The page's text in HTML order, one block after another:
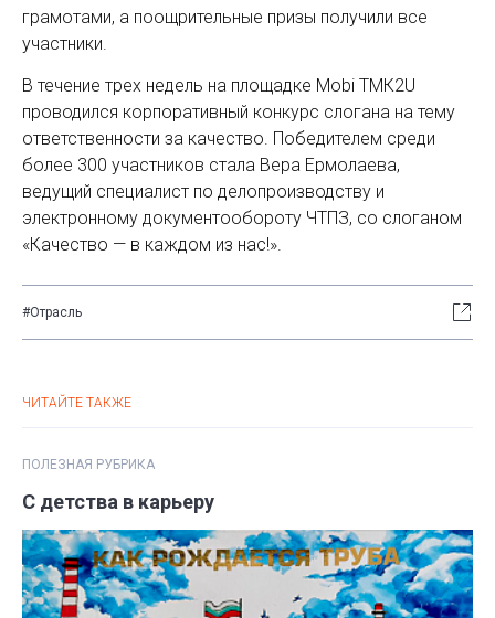
грамотами, а поощрительные призы получили все
участники.
В течение трех недель на площадке Mobi ТМК2U
проводился корпоративный конкурс слогана на тему
ответственности за качество. Победителем среди
более 300 участников стала Вера Ермолаева,
ведущий специалист по делопроизводству и
электронному документообороту ЧТПЗ, со слоганом
«Качество — в каждом из нас!».
#Отрасль
ЧИТАЙТЕ ТАКЖЕ
ПОЛЕЗНАЯ РУБРИКА
С детства в карьеру